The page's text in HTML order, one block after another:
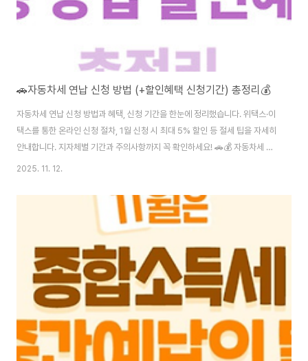
🚗자동차세 연납 신청 방법 (+할인혜택 신청기간) 총정리💰
자동차세 연납 신청 방법과 혜택, 신청 기간을 한눈에 정리했습니다. 위택스·이
택스를 통한 온라인 신청 절차, 1월 신청 시 최대 5% 할인 등 절세 팁을 자세히
안내합니다. 지자체별 기간과 주의사항까지 꼭 확인하세요! 🚗💰 자동차세 연
납신청 납부하기 1. 자동차세 연납이란? "이 포스팅은 쿠팡 파트너스 활동의 일
번, 6월과 12월에 나눠 부과되는 세금입니다. 하지만 차량 소유자가 신청하면
해당 연도에 납부해야 할 세금을 미리 한꺼번에 납부하고, 그에 대한 할인 혜택
을 받을 수 있는 제도가 바로 **연납(연세액 신고납부)**입니다.이 제도를 활
용하면 매..
2025. 11. 12.